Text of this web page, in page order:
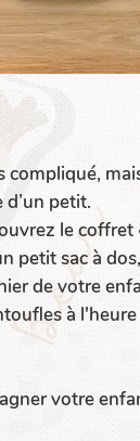
compliqué,
petit.
le coffret
petit sac à
de votre
à
votre